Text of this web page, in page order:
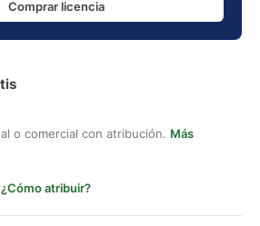
Comprar licencia
o comercial con atribución. Más
¿Cómo atribuir?